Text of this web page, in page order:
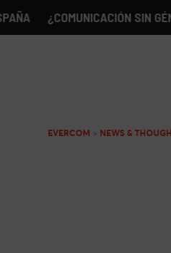
¿COMUNICACIÓN SIN GÉNERO?
EVERCOM > NEWS &